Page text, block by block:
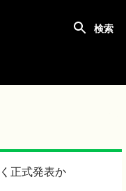
正式発表か